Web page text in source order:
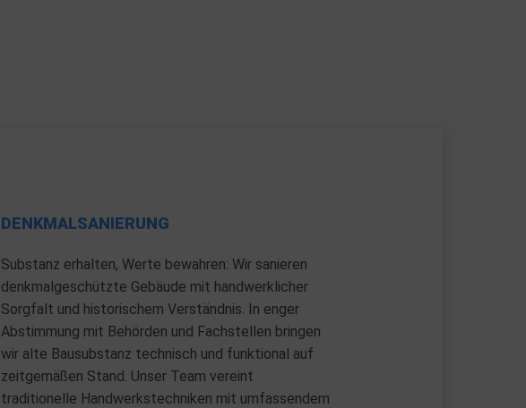
DENKMALSANIERUNG
Substanz erhalten, Werte bewahren: Wir sanieren
denkmalgeschützte Gebäude mit handwerklicher
Sorgfalt und historischem Verständnis. In enger
Abstimmung mit Behörden und Fachstellen bringen
wir alte Bausubstanz technisch und funktional auf
zeitgemäßen Stand. Unser Team vereint
traditionelle Handwerkstechniken mit umfassendem